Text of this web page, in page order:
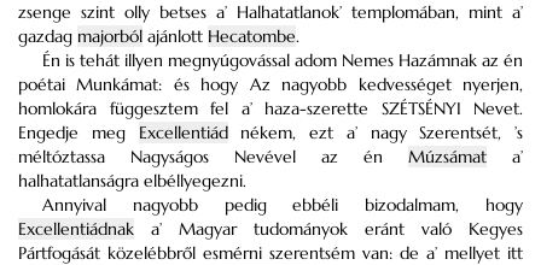
zsenge szint olly betses a’ Halhatatlanok’ templomában, mint a’
gazdag majorból ajánlott Hecatombe.
Én is tehát illyen megnyúgovással adom Nemes Hazámnak az én
poétai Munkámat: és hogy Az nagyobb kedvességet nyerjen,
homlokára függesztem fel a’ haza-szerette SZÉTSÉNYI Nevet.
Engedje meg Excellentiádnékem, ezt a’ nagy Szerentsét, ’s
méltóztassa Nagyságos Nevével az én Múzsámat a’
halhatatlanságra elbéllyegezni.
Annyival nagyobb pedig ebbéli bizodalmam, hogy
Excellentiádnak a’ Magyar tudományok eránt való Kegyes
Pártfogását közelébbről esmérni szerentsém van: de a’ mellyet itt